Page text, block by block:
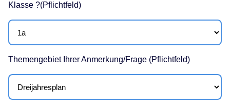
Klasse ?(Pflichtfeld)
Themengebiet Ihrer Anmerkung/Frage (Pflichtfeld)